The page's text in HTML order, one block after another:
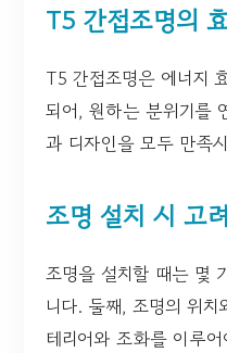
T5 간접조명의
T5 간접조명은 에너지
되어, 원하는 분위기를
과 디자인을 모두 만족
조명 설치 시 고
조명을 설치할 때는 몇
니다. 둘째, 조명의 위
테리어와 조화를 이루